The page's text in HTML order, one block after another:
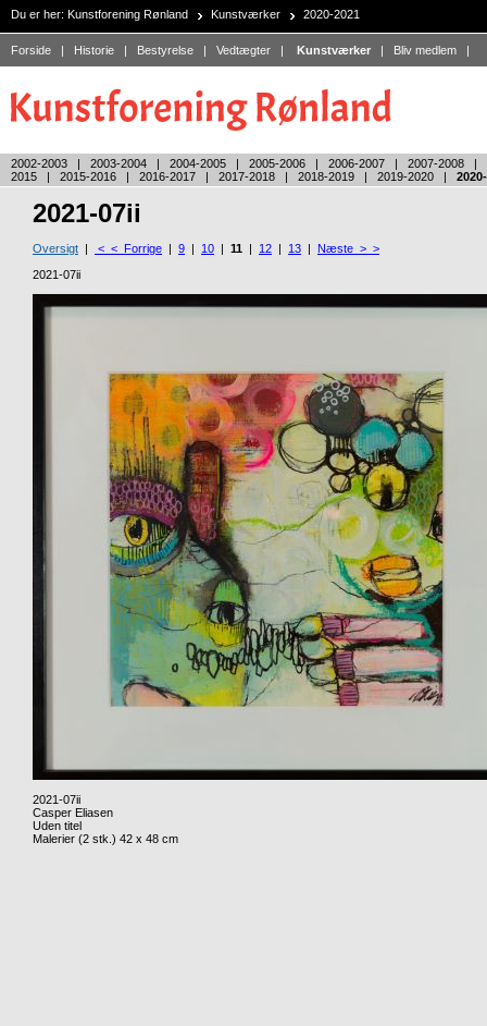
Du er her: Kunstforening Rønland Kunstværker 2020-2021
Forside | Historie | Bestyrelse | Vedtægter | Kunstværker | Bliv medlem |
2002-2003 | 2003-2004 | 2004-2005 | 2005-2006 | 2006-2007 | 2007-2008 |
2015 | 2015-2016 | 2016-2017 | 2017-2018 | 2018-2019 | 2019-2020 |
2021-07ii
Oversigt | < < Forrige | 9 | 10 | 11 | 12 | 13 | Næste > >
2021-07ii
2021-07ii
Casper Eliasen
Uden titel
Malerier (2 stk.) 42 x 48 cm